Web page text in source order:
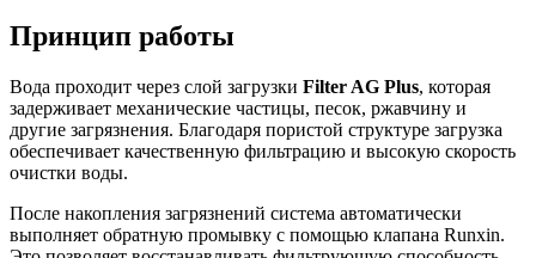
Принцип работы
Вода проходит через слой загрузки Filter AG Plus, которая
задерживает механические частицы, песок, ржавчину и
другие загрязнения. Благодаря пористой структуре загрузка
обеспечивает качественную фильтрацию и высокую скорость
очистки воды.
После накопления загрязнений система автоматически
выполняет обратную промывку с помощью клапана Runxin.